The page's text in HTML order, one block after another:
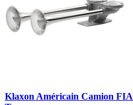
Klaxon Américain Camion